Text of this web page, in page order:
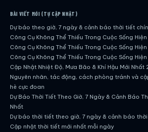
BÀI VIẾT MỚI (TỰ CẬP NHẬT)
Dự báo theo giờ, 7 ngày & cảnh báo thời tiết
Công Cụ Không Thể Thiếu Trong Cuộc Sống
Công Cụ Không Thể Thiếu Trong Cuộc Sống
Công Cụ Không Thể Thiếu Trong Cuộc Sống
Cập Nhật Nhiệt Độ, Mưa Bão & Khí Hậu Mới Nhất
Nguyên nhân, tác động, cách phòng tránh và
hè cực đoan
Dự Báo Thời Tiết Theo Giờ, 7 Ngày & Cảnh Báo
Nhất
Dự báo thời tiết theo giờ, 7 ngày & cảnh báo
Cập nhật thời tiết mới nhất mỗi ngày